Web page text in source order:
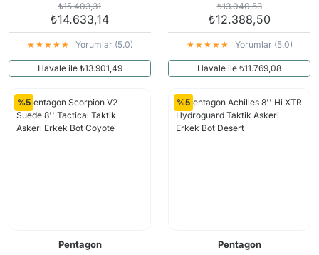
₺15.403,31
₺14.633,14
Yorumlar (5.0)
Havale ile ₺13.901,49
₺13.040,53
₺12.388,50
Yorumlar (5.0)
Havale ile ₺11.769,08
%5
Pentagon
%5
Pentagon